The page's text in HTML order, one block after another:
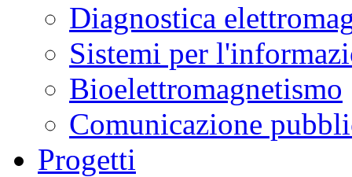
Diagnostica
Sistemi per
Bioelettromagnetismo
Comunicazione
Progetti